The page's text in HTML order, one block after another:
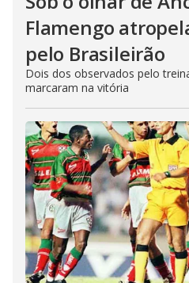
Flamengo
pelo Brasileirão
Dois dos observados pelo
marcaram na vitória